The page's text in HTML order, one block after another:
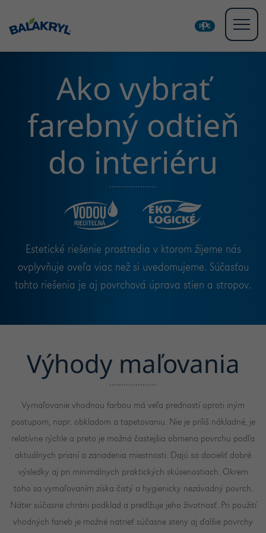
Ako vybrať
farebný odtieň
do interiéru
Estetické riešenie prostredia v ktorom žijeme nás
ovplyvňuje oveľa viac než si uvedomujeme. Súčasťou
tohto riešenia je aj povrchová úprava stien a stropov.
Výhody maľovania
Vymaľovanie vhodnou farbou má veľa predností oproti iným
postupom, napr. obkladom a tapetovaniu. Nie je príliš nákladné, je
relatívne rýchle a preto je možná častejšia obmena povrchu podľa
aktuálnych prianí a zariadenia miestnosti. Dajú sa docieliť dobré
výsledky aj pri minimálnych praktických skúsenostiach. Okrem
toho sa vymaľovaním získa čistý a hygienicky nezávadný povrch.
Náter súčasne chráni podklad a predlžuje jeho životnosť. Pri použití
vhodných farieb je možné natrieť súčasne steny aj ďalšie povrchy